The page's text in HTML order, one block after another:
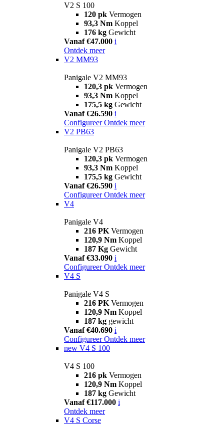
V2 S 100
120 pk Vermogen
93,3 Nm Koppel
176 kg Gewicht
Vanaf €47.000 i
Ontdek meer
V2 MM93
Panigale V2 MM93
120,3 pk Vermogen
93,3 Nm Koppel
175,5 kg Gewicht
Vanaf €26.590 i
Configureer Ontdek meer
V2 PB63
Panigale V2 PB63
120,3 pk Vermogen
93,3 Nm Koppel
175,5 kg Gewicht
Vanaf €26.590 i
Configureer Ontdek meer
V4
Panigale V4
216 PK Vermogen
120,9 Nm Koppel
187 Kg Gewicht
Vanaf €33.090 i
Configureer Ontdek meer
V4 S
Panigale V4 S
216 PK Vermogen
120,9 Nm Koppel
187 kg gewicht
Vanaf €40.690 i
Configureer Ontdek meer
new V4 S 100
V4 S 100
216 pk Vermogen
120,9 Nm Koppel
187 kg Gewicht
Vanaf €117.000 i
Ontdek meer
V4 S Corse